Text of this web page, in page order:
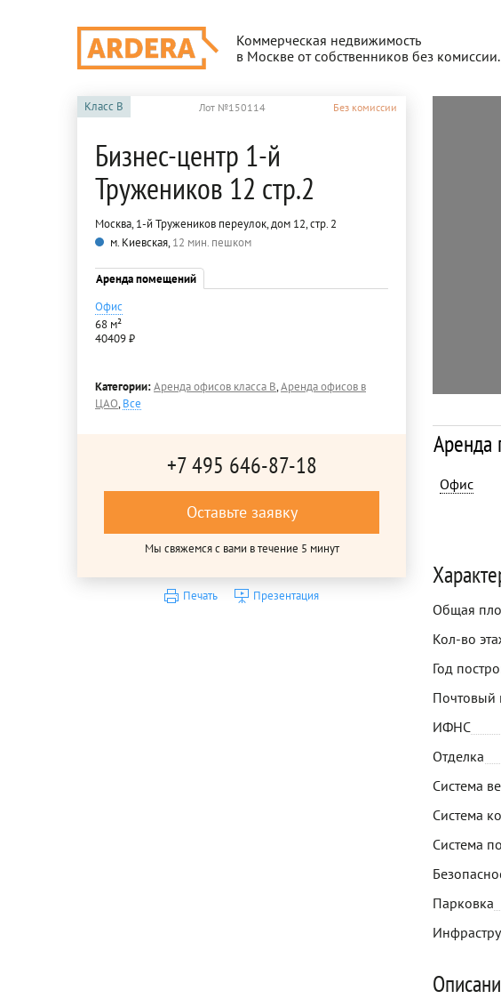
Коммерческая недвижимость
в Москве от собственников без комиссии.
Класс B Лот №150114 Без комиссии
Бизнес-центр 1-й
Тружеников 12 стр.2
Москва, 1-й Тружеников переулок, дом 12, стр. 2
м. Киевская,12 мин. пешком
Аренда помещений
Офис
68 м²
40409 ₽
Категории:Аренда офисов класса B,Аренда офисов в
ЦАО,Все
+7 495 646-87-18
Оставьте заявку
Мы свяжемся с вами в течение 5 минут
Печать Презентация
Офис
Общая
Кол-во
Год
Почтовый
ИФНС
Отделка
Система
Система
Система
Парковка